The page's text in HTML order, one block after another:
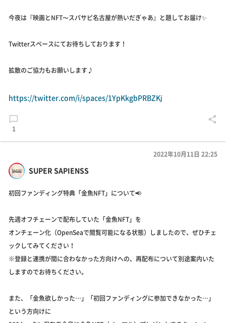
今夜は『映画とNFT〜スパサピ名古屋が熱いだぎゃあ』と題してお届け✨
Twitterスペースにてお待ちしております！
拡散のご協力もお願いします♪
https://twitter.com/i/spaces/1YpKkgbPRBZKj
1
SUPER SAPIENSS
2022年10月11日 22:25
初回ファンディング特典「金魚NFT」について📢
先週オフチェーンで配布していた「金魚NFT」を
オンチェーン化（OpenSeaで閲覧可能になる状態）しましたので、ぜひチェ
ックしてみてください！
※登録と連携が間に合わなかった方向けへの、再配布について別途案内いた
しますのでお待ちください。
また、「金魚欲しかった…」「初回ファンディングに参加できなかった…」
という方向けに